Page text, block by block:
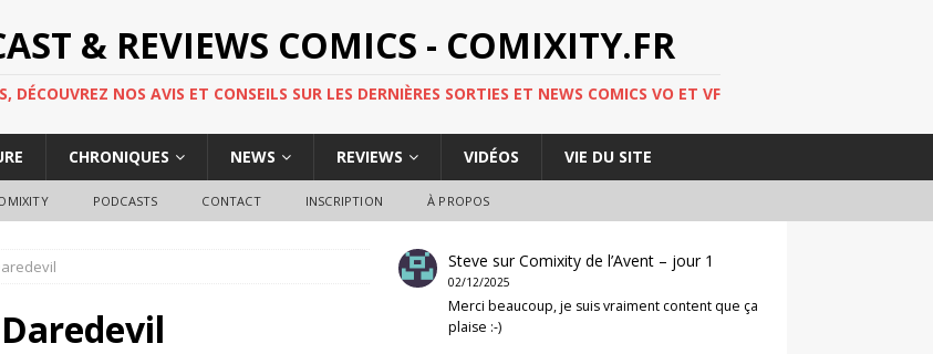
& REVIEWS COMICS - COMIXITY.FR
NOS AVIS ET CONSEILS SUR LES DERNIÈRES SORTIES ET NEWS COMICS VO ET VF
CHRONIQUES NEWS REVIEWS VIDÉOS VIE DU SITE
PODCASTS CONTACT INSCRIPTION À PROPOS
Steve surComixity de l’Avent – jour 1
02/12/2025
Merci beaucoup, je suis vraiment content que ça
plaise :-)